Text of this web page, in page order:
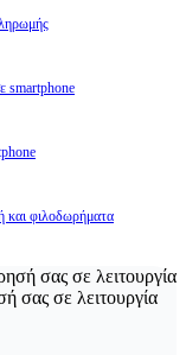
smartphone
φιλοδωρήματα
σας σε λειτουργία